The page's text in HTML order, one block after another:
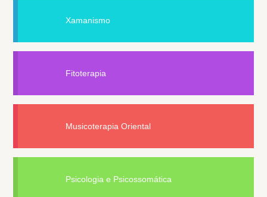
Xamanismo
Fitoterapia
Musicoterapia Oriental
Psicologia e Psicossomática